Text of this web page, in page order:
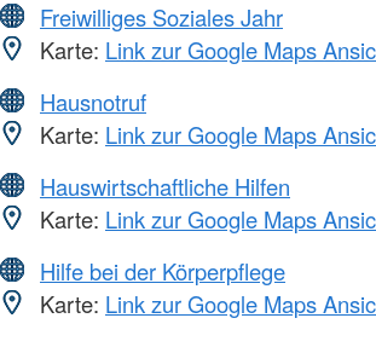
Freiwilliges Soziales Jahr
Karte: Link zur Google Maps
Hausnotruf
Karte: Link zur Google Maps
Hauswirtschaftliche Hilfen
Karte: Link zur Google Maps
Hilfe bei der Körperpflege
Karte: Link zur Google Maps